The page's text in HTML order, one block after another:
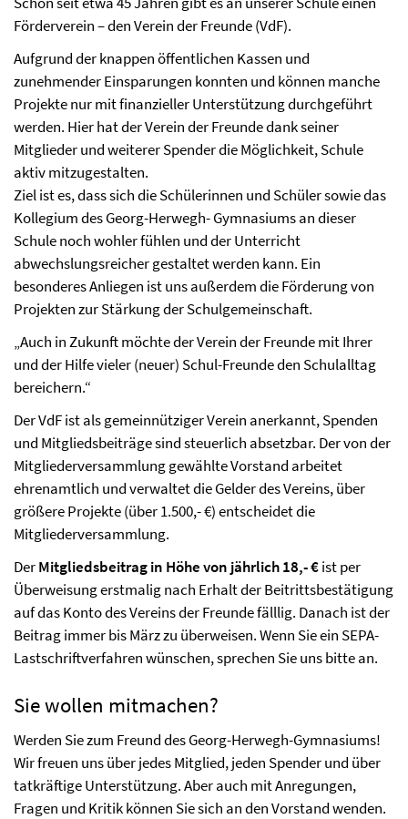
Förderverein – den Verein der Freunde (VdF).
Aufgrund der knappen öffentlichen Kassen und
zunehmender Einsparungen konnten und können manche
Projekte nur mit finanzieller Unterstützung durchgeführt
werden. Hier hat der Verein der Freunde dank seiner
Mitglieder und weiterer Spender die Möglichkeit, Schule
aktiv mitzugestalten.
Ziel ist es, dass sich die Schülerinnen und Schüler sowie das
Kollegium des Georg-Herwegh- Gymnasiums an dieser
Schule noch wohler fühlen und der Unterricht
abwechslungsreicher gestaltet werden kann. Ein
besonderes Anliegen ist uns außerdem die Förderung von
Projekten zur Stärkung der Schulgemeinschaft.
„Auch in Zukunft möchte der Verein der Freunde mit Ihrer
und der Hilfe vieler (neuer) Schul-Freunde den Schulalltag
bereichern.“
Der VdF ist als gemeinnütziger Verein anerkannt, Spenden
und Mitgliedsbeiträge sind steuerlich absetzbar. Der von der
Mitgliederversammlung gewählte Vorstand arbeitet
ehrenamtlich und verwaltet die Gelder des Vereins, über
größere Projekte (über 1.500,- €) entscheidet die
Mitgliederversammlung.
DerMitgliedsbeitrag in Höhe von jährlich 18,- €ist per
Überweisung erstmalig nach Erhalt der Beitrittsbestätigung
auf das Konto des Vereins der Freunde fälllig. Danach ist der
Beitrag immer bis März zu überweisen. Wenn Sie ein SEPA-
Lastschriftverfahren wünschen, sprechen Sie uns bitte an.
Sie wollen mitmachen?
Werden Sie zum Freund des Georg-Herwegh-Gymnasiums!
Wir freuen uns über jedes Mitglied, jeden Spender und über
tatkräftige Unterstützung. Aber auch mit Anregungen,
Fragen und Kritik können Sie sich an den Vorstand wenden.